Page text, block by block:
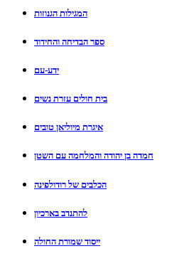
המגילות הגנוזות
ספר הבדיחה והחידוד
ידע-עם
בית חולים עזרת נשים
איגרת מיוליאן טובים
חמדה בן יהודה והמלחמה עם השטן
הכלבים של רודולפינה
להתנדב בארכיון
ייסוד שמורת החולה